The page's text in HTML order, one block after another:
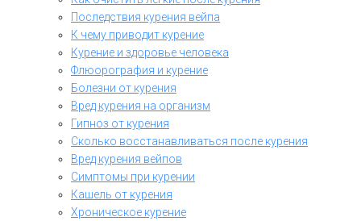
Последствия курения вейпа
К чему приводит курение
Курение и здоровье человека
Флюорография и курение
Болезни от курения
Вред курения на организм
Гипноз от курения
Сколько восстанавливаться после курения
Вред курения вейпов
Симптомы при курении
Кашель от курения
Хроническое курение